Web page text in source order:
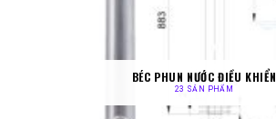
BÉC PHUN NƯỚC ĐIỀU KHIỂN
23 SẢN PHẨM